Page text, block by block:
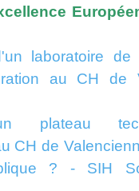
laboratoire de
au CH de
plateau
CH de
? - SIH